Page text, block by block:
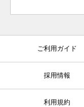
ご利用ガイド
採用情報
利用規約